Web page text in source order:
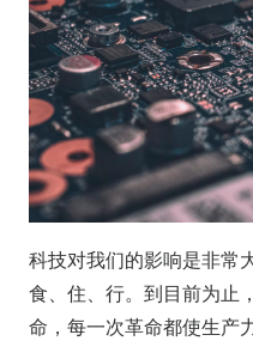
科技对我们的影响是非常
食、住、行。到目前为止
命，每一次革命都使生产